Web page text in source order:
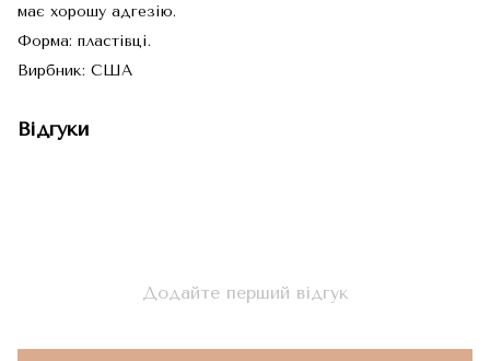
має хорошу адгезію.
Форма: пластівці.
Вирбник: США
Відгуки
Додайте перший відгук